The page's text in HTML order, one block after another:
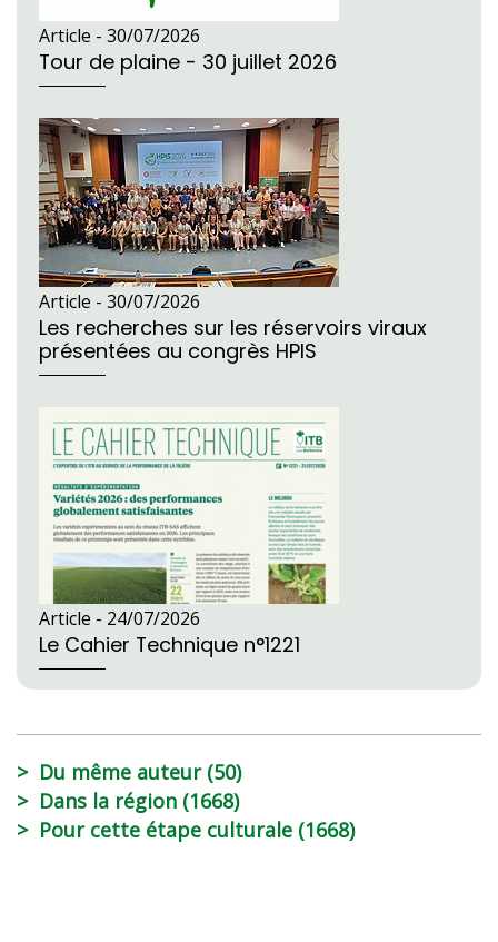
Article - 30/07/2026
Tour de plaine - 30 juillet 2026
Article - 30/07/2026
Les recherches sur les réservoirs viraux
présentées au congrès HPIS
Article - 24/07/2026
Le Cahier Technique n°1221
Du même auteur (50)
Dans la région (1668)
Pour cette étape culturale (1668)